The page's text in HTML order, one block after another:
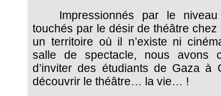
Impressionnés par le
touchés par le désir de théâtre
un territoire où il n’existe ni
salle de spectacle, nous avons
d’inviter des étudiants de Gaza à
découvrir le théâtre… la vie… !